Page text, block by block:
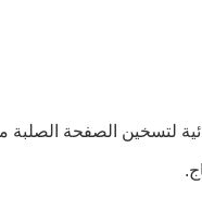
لتسخين الصفحة